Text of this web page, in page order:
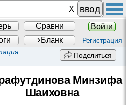
ввод
Сравни
Войти
Бланк Регистрация
Поделиться
Минзифа
Шаиховна